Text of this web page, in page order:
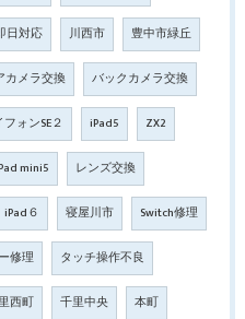
日対応 川西市 豊中市緑丘
カメラ交換 バックカメラ交換
ォンSE２ iPad5 ZX2
mini5 レンズ交換
iPad６ 寝屋川市 Switch修理
修理 タッチ操作不良
西町 千里中央 本町